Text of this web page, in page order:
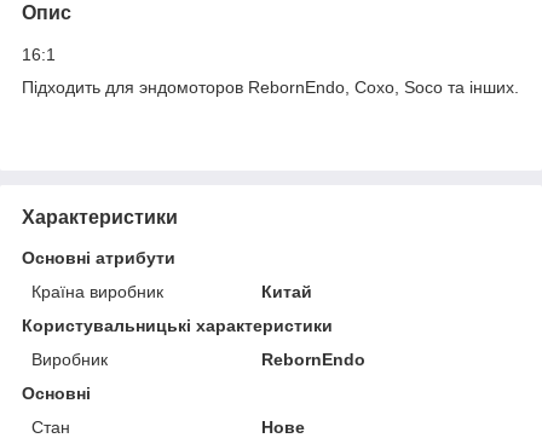
Опис
16:1
Підходить для эндомоторов RebornEndo, Coxo, Soco та інших.
Характеристики
Основні атрибути
Країна виробник
Китай
Користувальницькі характеристики
Виробник
RebornEndo
Основні
Стан
Нове